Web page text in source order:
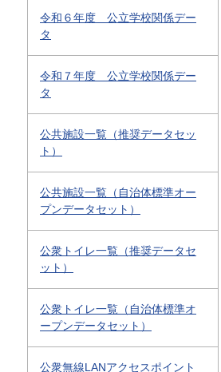
令和６年度 公立学校関係デー
タ
令和７年度 公立学校関係デー
タ
公共施設一覧（推奨データセッ
ト）
公共施設一覧（自治体標準オー
プンデータセット）
公衆トイレ一覧（推奨データセ
ット）
公衆トイレ一覧（自治体標準オ
ープンデータセット）
公衆無線LANアクセスポイント